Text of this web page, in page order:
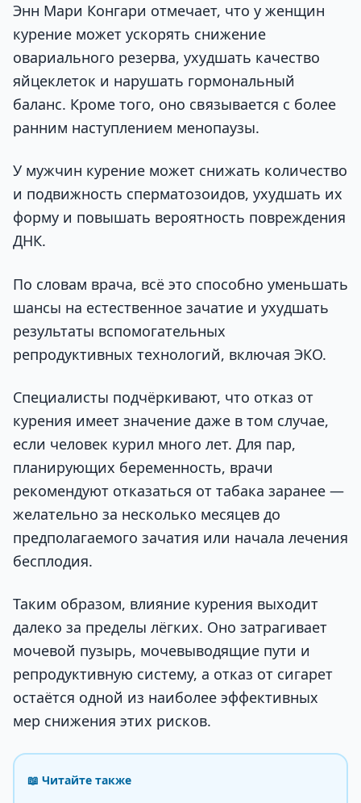
Энн Мари Конгари отмечает, что у женщин
курение может ускорять снижение
овариального резерва, ухудшать качество
яйцеклеток и нарушать гормональный
баланс. Кроме того, оно связывается с более
ранним наступлением менопаузы.
У мужчин курение может снижать количество
и подвижность сперматозоидов, ухудшать их
форму и повышать вероятность повреждения
ДНК.
По словам врача, всё это способно уменьшать
шансы на естественное зачатие и ухудшать
результаты вспомогательных
репродуктивных технологий, включая ЭКО.
Специалисты подчёркивают, что отказ от
курения имеет значение даже в том случае,
если человек курил много лет. Для пар,
планирующих беременность, врачи
рекомендуют отказаться от табака заранее —
желательно за несколько месяцев до
предполагаемого зачатия или начала лечения
бесплодия.
Таким образом, влияние курения выходит
далеко за пределы лёгких. Оно затрагивает
мочевой пузырь, мочевыводящие пути и
репродуктивную систему, а отказ от сигарет
остаётся одной из наиболее эффективных
мер снижения этих рисков.
📖 Читайте также